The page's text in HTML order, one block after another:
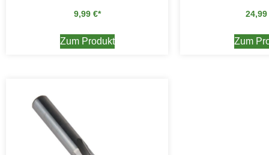
9,99 €
Zum Produkt
24,99
Zum